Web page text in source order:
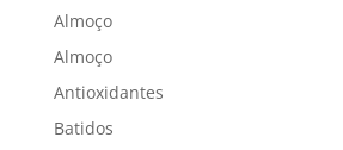
Almoço
Almoço
Antioxidantes
Batidos